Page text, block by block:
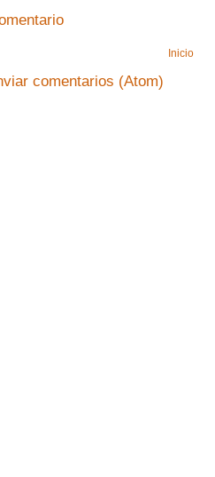
Inicio
comentarios (Atom)